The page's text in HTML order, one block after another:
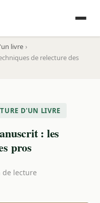
livre
de relecture des
D'UN LIVRE
: les
pros
de lecture